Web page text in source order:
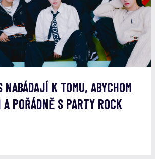
NABÁDAJÍ K TOMU, ABYCHOM
POŘÁDNĚ S PARTY ROCK